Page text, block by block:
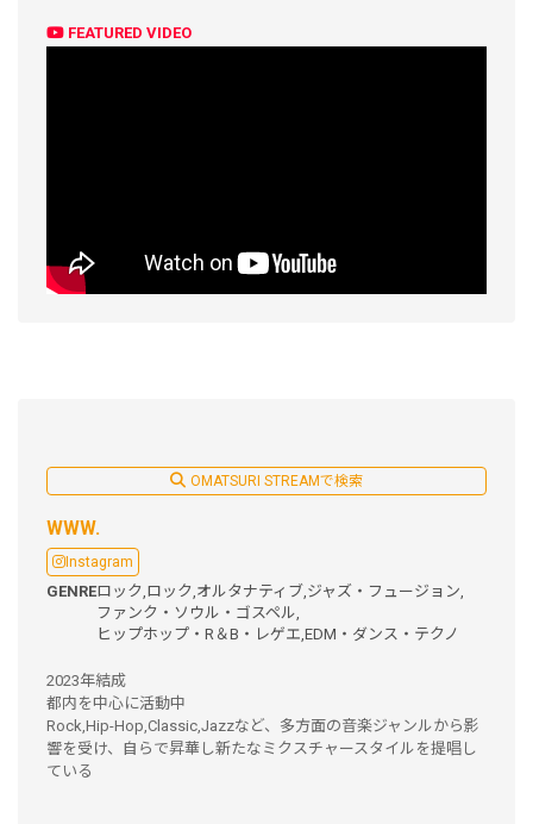
FEATURED VIDEO
OMATSURI STREAMで検索
WWW.
Instagram
GENREロック, ロック, オルタナティブ, ジャズ・フュージョン,
ファンク・ソウル・ゴスペル,
ヒップホップ・R＆B・レゲエ, EDM・ダンス・テクノ
2023年結成
都内を中心に活動中
Rock,Hip-Hop,Classic,Jazzなど、多方面の音楽ジャンルから影
響を受け、自らで昇華し新たなミクスチャースタイルを提唱し
ている